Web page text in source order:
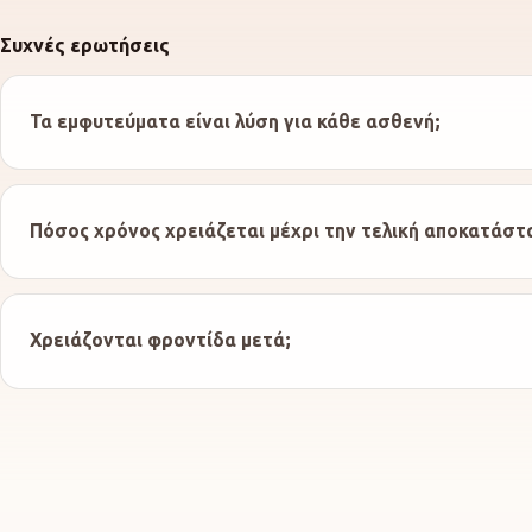
Συχνές ερωτήσεις
Τα εμφυτεύματα είναι λύση για κάθε ασθενή;
Πόσος χρόνος χρειάζεται μέχρι την τελική
Χρειάζονται φροντίδα μετά;